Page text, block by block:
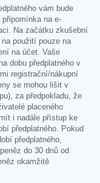
vám bude
na e-
Na začátku zkušební
použití pouze na
na účet. Vaše
dobu předplatného v
registrační/nákupní
se mohou lišit v
za předpokladu, že
placeného
i nadále přístup ke
předplatného. Pokud
předplatného,
do 30 dnů od
okamžitě